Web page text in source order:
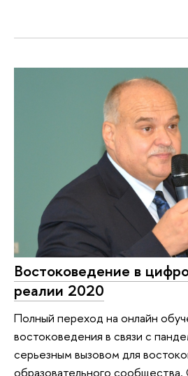
Востоковедение в
реалии 2020
Полный переход на онлайн
востоковедения в связи с
серьезным вызовом для
образовательного